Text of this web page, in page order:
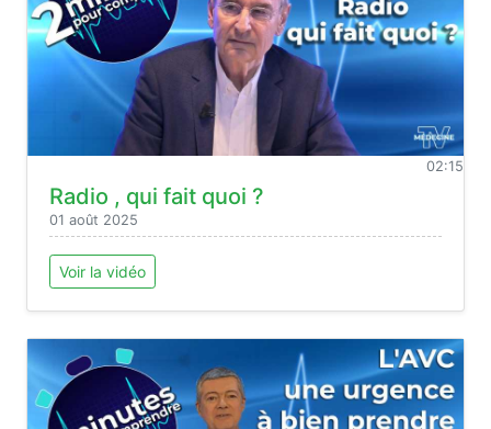
02:15
Radio , qui fait quoi ?
01 août 2025
Voir la vidéo